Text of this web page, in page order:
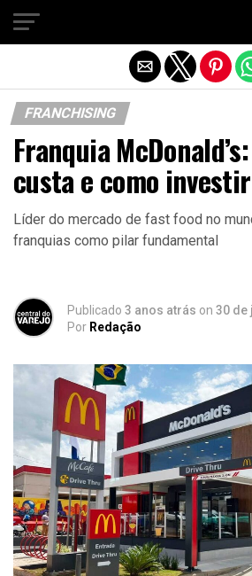
FRANCHISING
Franquia
custa e como investir
Líder do mercado de fast food no
franquias como pilar fundamental
Publicado 3 anos atrás on 30 de
Por Redação